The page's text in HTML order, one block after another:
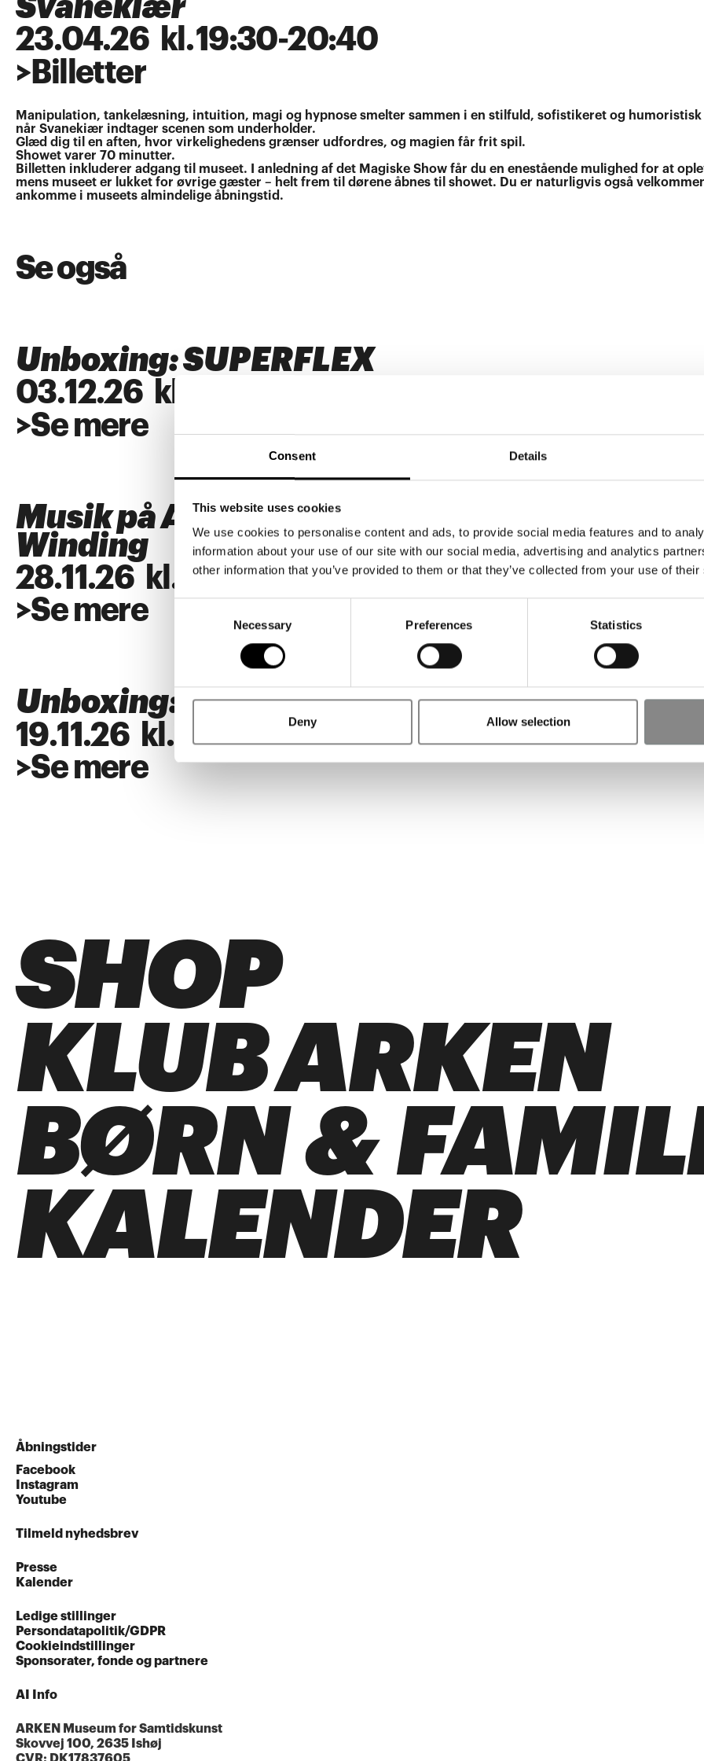
Consent Details
This website uses cookies
We use cookies to personalise content and ads, to provide social media features and to
information about your use of our site with our social media, advertising and analytics
other information that you’ve provided to them or that they’ve collected from your use of
Necessary Preferences Statistics
Deny Allow selection
Svanekiær
23.04.26 kl.19:30-20:40
> Billetter
Manipulation, tankelæsning, intuition, magi og hypnose smelter sammen i en stilfuld, sofistikeret og
når Svanekiær indtager scenen som underholder.
Glæd dig til en aften, hvor virkelighedens grænser udfordres, og magien får frit spil.
Showet varer 70 minutter.
Billetten inkluderer adgang til museet. I anledning af det Magiske Show får du en enestående mulighed for at
mens museet er lukket for øvrige gæster – helt frem til dørene åbnes til showet. Du er naturligvis også
ankomme i museets almindelige åbningstid.
Se også
Unboxing: SUPERFLEX
03.12.26 kl.
>Se mere
Musik på ARKEN: Alberte
Winding
28.11 .26 kl. 18:00
>Se mere
Unboxing: SUPERFLEX
19.11 .26 kl. 18:00
>Se mere
SHOP
KLUB ARKEN
BØRN &
KALENDER
Åbningstider
Facebook
Instagram
Youtube
Tilmeld nyhedsbrev
Presse
Kalender
Ledige stillinger
Persondatapolitik/GDPR
Cookieindstillinger
Sponsorater, fonde og partnere
AI Info
ARKEN Museum for Samtidskunst
Skovvej 100, 2635 Ishøj